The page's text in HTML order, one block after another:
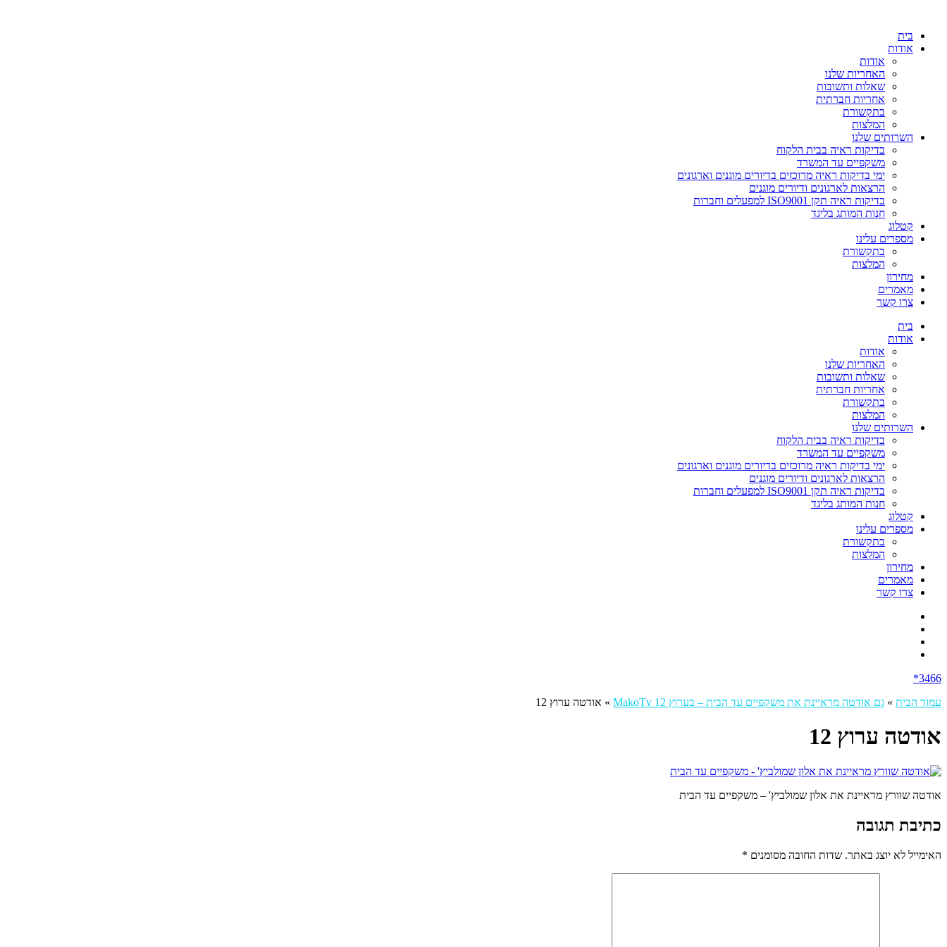
בית
אודות
אודות
האחריות שלנו
שאלות ותשובות
אחריות חברתית
בתקשורת
המלצות
השרותים שלנו
בדיקות ראיה בבית הלקוח
משקפיים עד המשרד
ימי בדיקות ראיה מרוכזים בדיורים מוגנים וארגונים
הרצאות לארגונים ודיורים מוגנים
בדיקות ראיה תקן ISO9001 למפעלים וחברות
חנות המותג בליגד
קטלוג
מספרים עלינו
בתקשורת
המלצות
מחירון
מאמרים
צרו קשר
בית
אודות
אודות
האחריות שלנו
שאלות ותשובות
אחריות חברתית
בתקשורת
המלצות
השרותים שלנו
בדיקות ראיה בבית הלקוח
משקפיים עד המשרד
ימי בדיקות ראיה מרוכזים בדיורים מוגנים וארגונים
הרצאות לארגונים ודיורים מוגנים
בדיקות ראיה תקן ISO9001 למפעלים וחברות
חנות המותג בליגד
קטלוג
מספרים עלינו
בתקשורת
המלצות
מחירון
מאמרים
צרו קשר
3466*
עמוד הבית » גם אודטה מראיינת את משקפיים עד הבית – בערוץ 12 MakoTv » אודטה ערוץ 12
אודטה ערוץ 12
אודטה שוורץ מראיינת את אלון שמולביץ' – משקפיים עד הבית
כתיבת תגובה
האימייל לא יוצג באתר. שדות החובה מסומנים *